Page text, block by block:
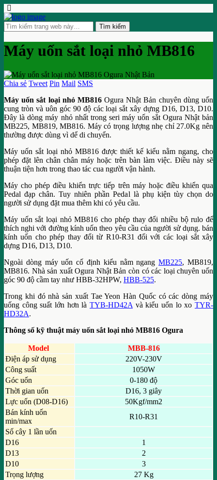
Máy uốn sắt loại nhỏ MB816
Chia sẻ Tweet Pin Mail SMS
Máy uốn sắt loại nhỏ MB816Ogura Nhật Bản chuyên dùng uốn
cung tròn và uôn góc 90 độ các loại sắt xây dựng D16, D13, D10.
Đây là dòng máy nhỏ nhất trong seri máy uốn sắt Ogura Nhật bản
MB225, MB819, MB816. Máy có trọng lượng nhẹ chỉ 27.0Kg nên
thường được dùng vì dể di chuyển.
Máy uốn sắt loại nhỏ MB816 được thiết kế kiểu nằm ngang, cho
phép đặt lên chân chân máy hoặc trên bàn làm việc. Điều này sẽ
thuận tiện hơn trong thao tác cua người vận hành.
Máy cho phép điều khiển trực tiếp trên máy hoặc điều khiển qua
Pedal đạp chân. Tuy nhiên phần Pedal là phụ kiện tùy chọn do
người sử dụng đặt mua thêm khi có yêu cầu.
Máy uốn sắt loại nhỏ MB816 cho phép thay đổi nhiều bộ rulo để
thích nghi với đường kính uốn theo yêu cầu của người sử dụng. bán
kính uốn cho phép thay đổi từ R10-R31 đối với các loại sắt xây
dựng D16, D13, D10.
Ngoài dòng máy uốn cố định kiểu nằm ngangMB225, MB819,
MB816. Nhà sản xuất Ogura Nhật Bản còn có các loại chuyên uốn
góc 90 độ cầm tay như HBB-32HPW, HBB-525.
Trong khi đó nhà sản xuất Tae Yeon Hàn Quốc có các dòng máy
uống công suất lớn hơn là TYB-HD42A và kiểu uốn lo xo TYR-
HD32A.
Thông số kỹ thuật máy uốn sắt loại nhỏ MB816 Ogura
Model
MBB-816
Điện áp sử dụng
220V-230V
Công suất
1050W
Góc uốn
0-180 độ
Thời gian uốn
D16, 3 giây
Lực uốn (D08-D16)
50Kgf/mm2
Bán kính uốn
min/max
R10-R31
Số cây 1 lần uốn
D16
1
D13
2
D10
3
Trọng lượng
27 Kg